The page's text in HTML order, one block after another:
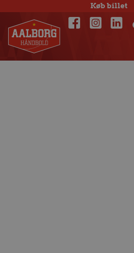
Køb billet